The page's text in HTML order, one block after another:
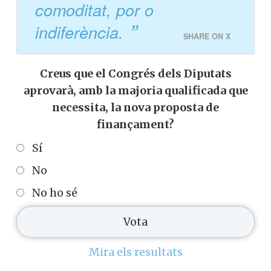
comoditat, por o
indiferència.
SHARE ON X
Creus que el Congrés dels Diputats
aprovarà, amb la majoria qualificada que
necessita, la nova proposta de
finançament?
Sí
No
No ho sé
Mira els resultats